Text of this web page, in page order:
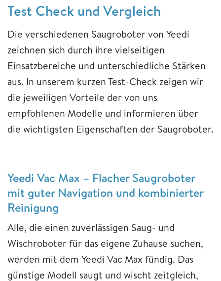
Test Check und Vergleich
Die verschiedenen Saugroboter von Yeedi
zeichnen sich durch ihre vielseitigen
Einsatzbereiche und unterschiedliche Stärken
aus. In unserem kurzen Test-Check zeigen wir
die jeweiligen Vorteile der von uns
empfohlenen Modelle und informieren über
die wichtigsten Eigenschaften der Saugroboter.
Yeedi Vac Max – Flacher Saugroboter
mit guter Navigation und kombinierter
Reinigung
Alle, die einen zuverlässigen Saug- und
Wischroboter für das eigene Zuhause suchen,
werden mit dem Yeedi Vac Max fündig. Das
günstige Modell saugt und wischt zeitgleich,